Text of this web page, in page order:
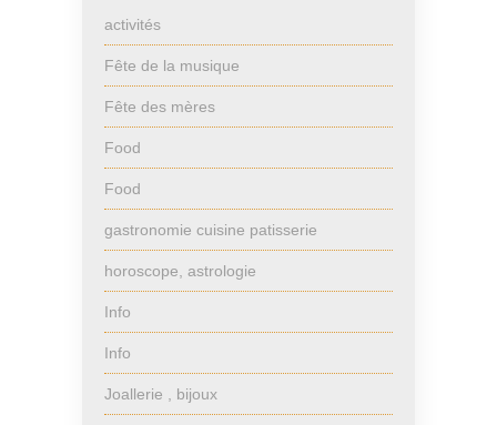
activités
Fête de la musique
Fête des mères
Food
Food
gastronomie cuisine patisserie
horoscope, astrologie
Info
Info
Joallerie , bijoux